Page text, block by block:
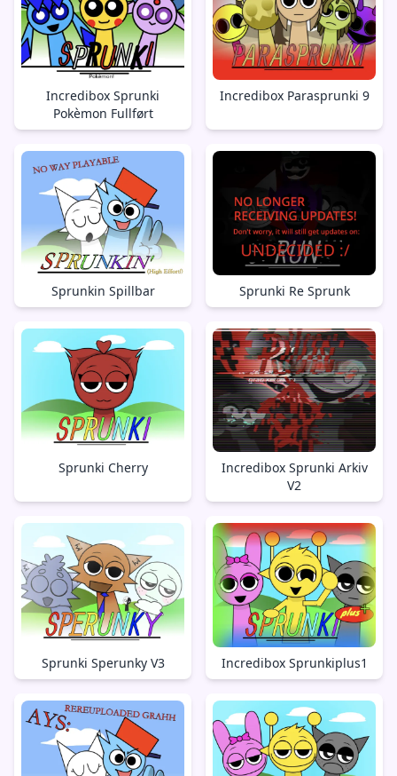
Incredibox Sprunki
Pokèmon Fullført
Incredibox Parasprunki 9
Sprunkin Spillbar Sprunki Re Sprunk
Sprunki Cherry
Incredibox Sprunki Arkiv
V2
Sprunki Sperunky V3 Incredibox Sprunkiplus1